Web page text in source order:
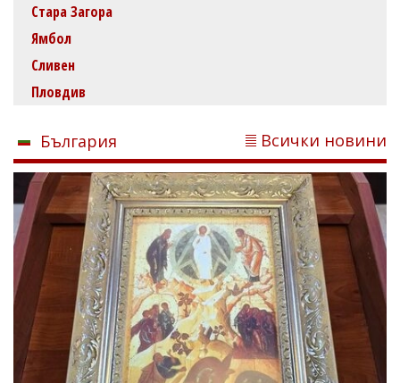
Стара Загора
Ямбол
Сливен
Пловдив
България Всички новини